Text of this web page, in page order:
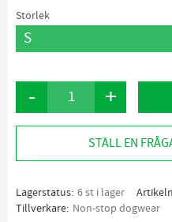
Storlek
+
-
STÄLL EN
Lagerstatus 6 st i lager
Tillverkare Non-stop dogwear